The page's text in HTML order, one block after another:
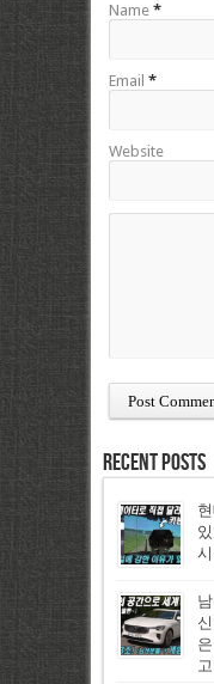
Name *
Email *
Website
Recent Posts